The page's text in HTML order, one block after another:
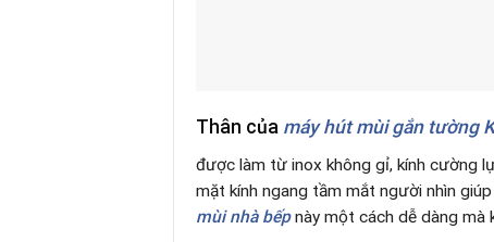
Thân của máy hút mùi gắn tường
được làm từ inox không gỉ, kính cường
mặt kính ngang tầm mắt người nhìn
mùi nhà bếpnày một cách dễ dàng mà